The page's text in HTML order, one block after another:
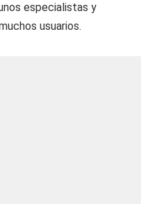
especialistas y
usuarios.